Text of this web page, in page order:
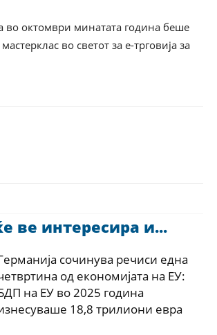
во октомври минатата година беше
во светот за е-трговија за
ве интересира и...
сочинува речиси една
од економијата на ЕУ:
на ЕУ во 2025 година
18,8 трилиони евра